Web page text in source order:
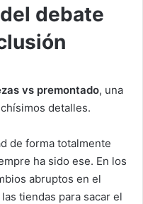
debate
vs premontado, una
detalles.
de forma totalmente
ha sido ese. En los
abruptos en el
tiendas para sacar el